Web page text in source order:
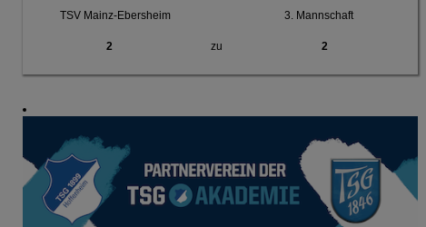
TSV Mainz-Ebersheim 3. Mannschaft
2 zu 2